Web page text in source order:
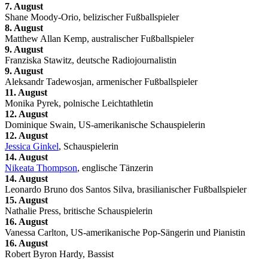
7. August
Shane Moody-Orio, belizischer Fußballspieler
8. August
Matthew Allan Kemp, australischer Fußballspieler
9. August
Franziska Stawitz, deutsche Radiojournalistin
9. August
Aleksandr Tadewosjan, armenischer Fußballspieler
11. August
Monika Pyrek, polnische Leichtathletin
12. August
Dominique Swain, US-amerikanische Schauspielerin
12. August
Jessica Ginkel, Schauspielerin
14. August
Nikeata Thompson, englische Tänzerin
14. August
Leonardo Bruno dos Santos Silva, brasilianischer Fußballspieler
15. August
Nathalie Press, britische Schauspielerin
16. August
Vanessa Carlton, US-amerikanische Pop-Sängerin und Pianistin
16. August
Robert Byron Hardy, Bassist